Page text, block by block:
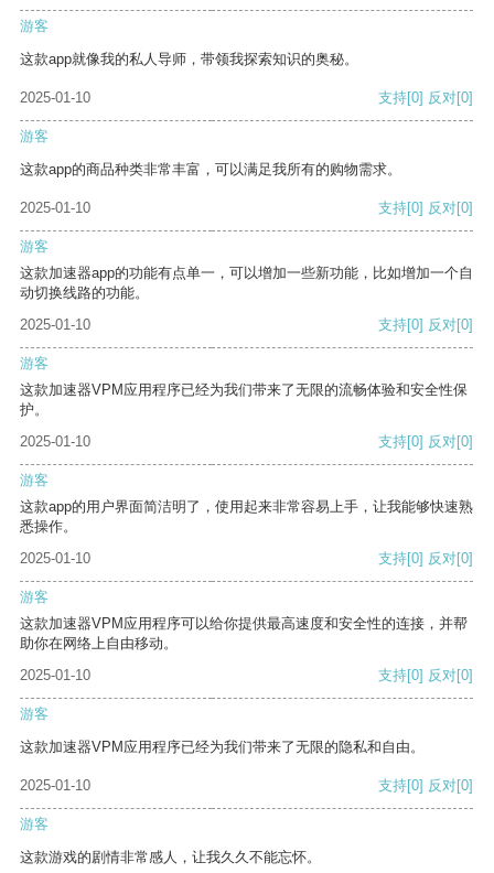
游客
这款app就像我的私人导师，带领我探索知识的奥秘。
2025-01-10 支持[0] 反对[0]
游客
这款app的商品种类非常丰富，可以满足我所有的购物需求。
2025-01-10 支持[0] 反对[0]
游客
这款加速器app的功能有点单一，可以增加一些新功能，比如增加一个自
动切换线路的功能。
2025-01-10
支持[0] 反对[0]
游客
这款加速器VPM应用程序已经为我们带来了无限的流畅体验和安全性保
护。
2025-01-10
支持[0] 反对[0]
游客
这款app的用户界面简洁明了，使用起来非常容易上手，让我能够快速熟
悉操作。
2025-01-10
支持[0] 反对[0]
游客
这款加速器VPM应用程序可以给你提供最高速度和安全性的连接，并帮
助你在网络上自由移动。
2025-01-10
支持[0] 反对[0]
游客
这款加速器VPM应用程序已经为我们带来了无限的隐私和自由。
2025-01-10 支持[0] 反对[0]
游客
这款游戏的剧情非常感人，让我久久不能忘怀。